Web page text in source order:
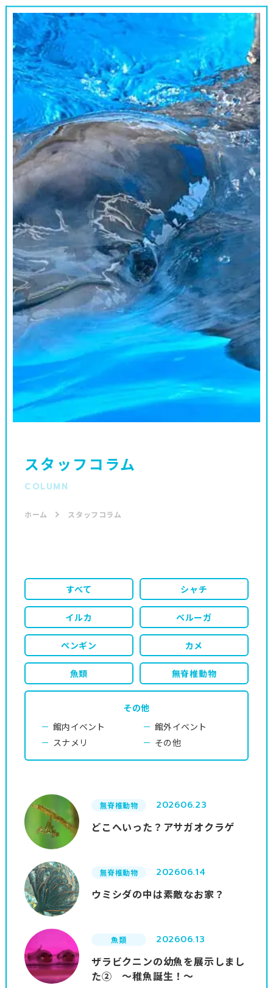
スタッフコラム
COLUMN
ホーム スタッフコラム
無脊椎動物 202606.23
どこへいった？アサガオクラゲ
無脊椎動物 202606.14
ウミシダの中は素敵なお家？
魚類 202606.13
ザラビクニンの幼魚を展示しまし
た② ～稚魚誕生！～
すべて シャチ
イルカ ベルーガ
ペンギン カメ
魚類 無脊椎動物
その他
館内イベント
館外イベント
スナメリ
その他